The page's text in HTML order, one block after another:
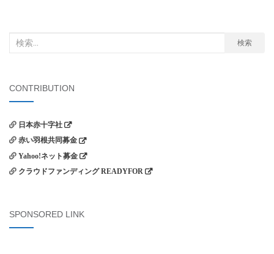
象:
検索
CONTRIBUTION
日本赤十字社
赤い羽根共同募金
Yahoo!ネット募金
クラウドファンディング READYFOR
SPONSORED LINK